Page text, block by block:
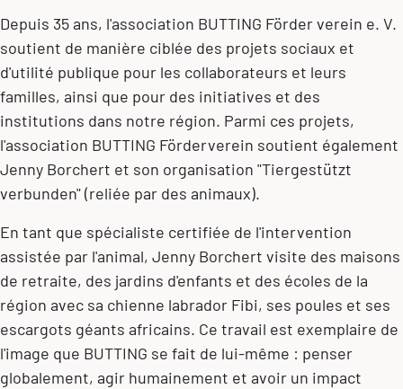
Depuis 35 ans, l'association BUTTING Förderverein e. V.
soutient de manière ciblée des projets sociaux et
d'utilité publique pour les collaborateurs et leurs
familles, ainsi que pour des initiatives et des
institutions dans notre région. Parmi ces projets,
l'association BUTTING Förderverein soutient également
Jenny Borchert et son organisation "Tiergestützt
verbunden" (reliée par des animaux).
En tant que spécialiste certifiée de l'intervention
assistée par l'animal, Jenny Borchert visite des maisons
de retraite, des jardins d'enfants et des écoles de la
région avec sa chienne labrador Fibi, ses poules et ses
escargots géants africains. Ce travail est exemplaire de
l'image que BUTTING se fait de lui-même : penser
globalement, agir humainement et avoir un impact